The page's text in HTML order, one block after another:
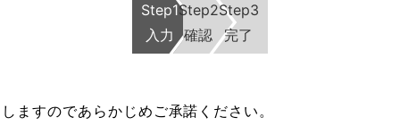
Step1
入力
Step2
確認
Step3
完了
ますのであらかじめご承諾ください。